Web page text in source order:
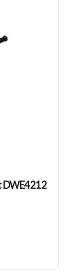
DWE4212